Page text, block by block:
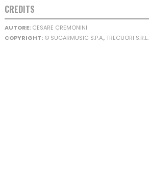
CREDITS
AUTORE:CESARE CREMONINI
COPYRIGHT:© SUGARMUSIC S.P.A., TRECUORI S.R.L.